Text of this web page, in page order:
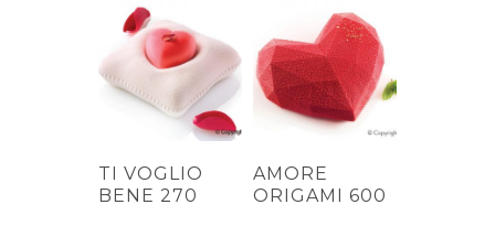
TI VOGLIO
BENE 270
AMORE
ORIGAMI 600